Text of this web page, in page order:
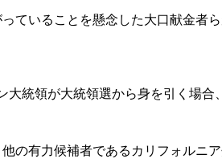
ていることを懸念した大口献金者
統領が大統領選から身を引く場合
の有力候補者であるカリフォル